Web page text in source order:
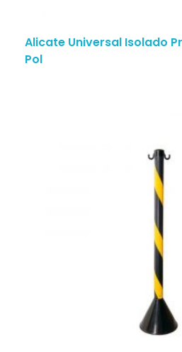
Alicate Universal Isolado
Pol